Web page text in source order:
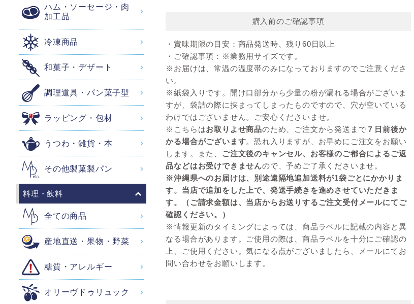
■メーカー提供レシピはこちら
もちもち食パン
購入前のご確認事項
・賞味期限の目安： 商品発送時、残り60日以上
・ご確認事項： ※業務用サイズです。
※お届けは、常温の温度帯のみになっておりますのでご注意くださ
い。
※紙袋入りです。開け口部分から少量の粉が漏れる場合がございま
すが、袋詰の際に挟まってしまったものですので、穴が空いている
わけではございません。ご安心くださいませ。
※こちらはお取りよせ商品のため、ご注文から発送まで ７日前後か
かる場合がございます。恐れ入りますが、お早めにご注文をお願い
します。また、 ご注文後のキャンセル、お客様のご都合によるご返
品などはお受けできませんので、予めご了承くださいませ。
※沖縄県へのお届けは、別途遠隔地追加送料が1袋ごとにかかりま
す。当店で追加をした上で、発送手続きを進めさせていただきま
す。（ご請求金額は、当店からお送りするご注文受付メールにてご
確認ください。）
※情報更新のタイミングによっては、商品ラベルに記載の内容と異
なる場合があります。ご使用の際は、商品ラベルを十分にご確認の
上、ご使用ください。気になる点がございましたら、メールにてお
問い合わせをお願いします。
ハム・ソーセージ・肉
加工品
冷凍商品
和菓子・デザート
調理道具・パン菓子型
ラッピング・包材
うつわ・雑貨・本
その他製菓製パン
料理・飲料
全ての商品
産地直送・果物・野菜
糖質・アレルギー
オリーヴドゥリュック